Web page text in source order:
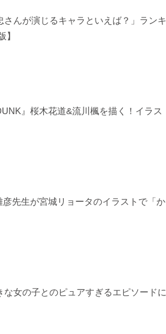
んが演じるキャラといえば？」ランキ
】
』桜木花道&流川楓を描く！イラス
彦先生が宮城リョータのイラストで「か
な女の子とのピュアすぎるエピソードに